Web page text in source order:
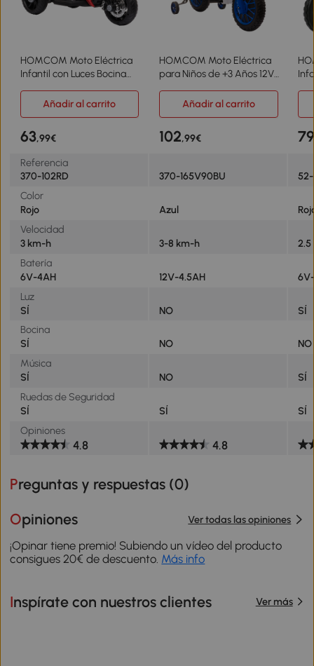
HOMCOM Moto Eléctrica
Infantil con Luces Bocina
Moto para Niños con
Velocidad 3 km/h Rojo
HOMCOM Moto Eléctrica
para Niños de +3 Años 12V
con 2 Ruedas de Equilibrio
Velocidad 3-8 km/h
106,5x51,5x68 cm Azul
Añadir al carrito Añadir al carrito
63,99€ 102,99€
Referencia
370-102RD
370-165V90BU
Color
Rojo
Azul
Velocidad
3 km-h
3-8 km-h
Batería
6V-4AH
12V-4.5AH
Luz
SÍ
NO
SÍ
Bocina
SÍ
NO
NO
Música
SÍ
NO
SÍ
Ruedas de Seguridad
SÍ
SÍ
SÍ
Opiniones
4.8 4.8
Preguntas y respuestas (0)
Opiniones Ver todas las opiniones
¡Opinar tiene premio! Subiendo un vídeo del producto
consigues 20€ de descuento. Más info
Inspírate con nuestros clientes Ver más